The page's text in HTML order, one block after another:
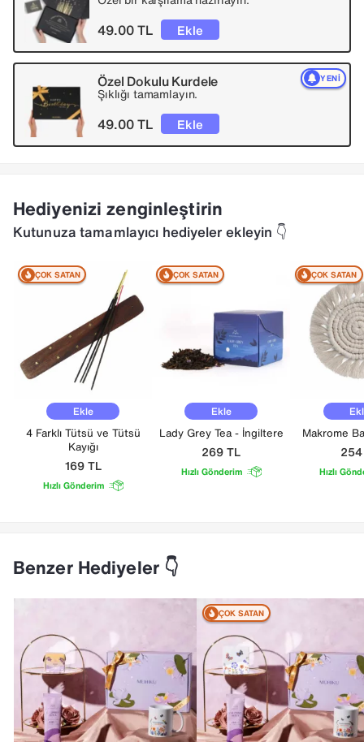
49.00 TL Ekle
Özel Dokulu Kurdele YENI
Şıklığı tamamlayın.
49.00 TL Ekle
Hediyenizi zenginleştirin
Kutunuza tamamlayıcı hediyeler ekleyin 👇
Ekle
4 Farklı Tütsü ve Tütsü
Kayığı
169TL
ÇOK SATAN
Hızlı Gönderim
Ekle
Lady Grey Tea - İngiltere
269TL
Hızlı Gönderim
ÇOK SATAN
Makrome
Hızlı
ÇOK SATAN
Benzer Hediyeler 👇
ÇOK SATAN